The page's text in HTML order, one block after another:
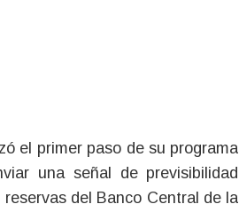
el primer paso de su programa
una señal de previsibilidad
del Banco Central de la